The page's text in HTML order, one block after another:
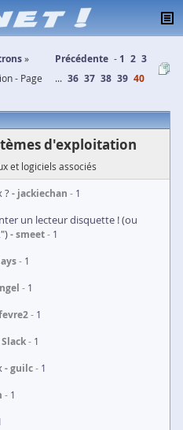
- Page
Précédente 1 2 3
... 36 37 38 39 40
d'exploitation
et logiciels associés
? jackiechan 1
un lecteur disquette ! (ou
smeet 1
1
1
1
Slack 1
guilc 1
1